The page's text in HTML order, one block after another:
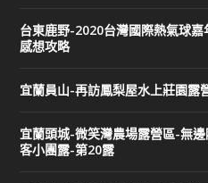
台東鹿野-2020台灣國際熱氣球
感想攻略
宜蘭員山-再訪鳳梨屋水上莊園露
宜蘭頭城-微笑灣農場露營區-無
客小團露-第20露